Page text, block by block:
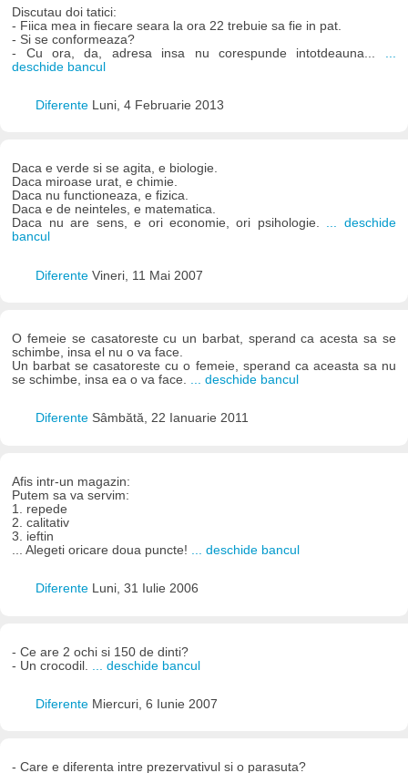
Discutau doi tatici:
- Fiica mea in fiecare seara la ora 22 trebuie sa fie in pat.
- Si se conformeaza?
- Cu ora, da, adresa insa nu corespunde intotdeauna...
deschide bancul
Diferente Luni, 4 Februarie 2013
Daca e verde si se agita, e biologie.
Daca miroase urat, e chimie.
Daca nu functioneaza, e fizica.
Daca e de neinteles, e matematica.
Daca nu are sens, e ori economie, ori psihologie. ... deschide
bancul
Diferente Vineri, 11 Mai 2007
O femeie se casatoreste cu un barbat, sperand ca acesta sa se
schimbe, insa el nu o va face.
Un barbat se casatoreste cu o femeie, sperand ca aceasta sa nu
se schimbe, insa ea o va face. ... deschide bancul
Diferente Sâmbătă, 22 Ianuarie 2011
Afis intr-un magazin:
Putem sa va servim:
1. repede
2. calitativ
3. ieftin
... Alegeti oricare doua puncte!
... deschide bancul
Diferente Luni, 31 Iulie 2006
- Ce are 2 ochi si 150 de dinti?
- Un crocodil.
... deschide bancul
Diferente Miercuri, 6 Iunie 2007
- Care e diferenta intre prezervativul si o parasuta?